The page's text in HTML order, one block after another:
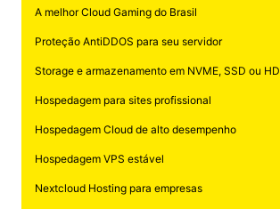
A melhor Cloud Gaming do Brasil
Proteção AntiDDOS para seu servidor
Storage e armazenamento em NVME, SSD ou HD
Hospedagem para sites profissional
Hospedagem Cloud de alto desempenho
Hospedagem VPS estável
Nextcloud Hosting para empresas